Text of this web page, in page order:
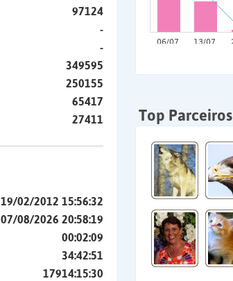
97124
-
-
349595
250155
65417
27411
19/02/2012 15:56:32
07/08/2026 20:58:19
00:02:09
34:42:51
17914:15:30
Top Parceiros